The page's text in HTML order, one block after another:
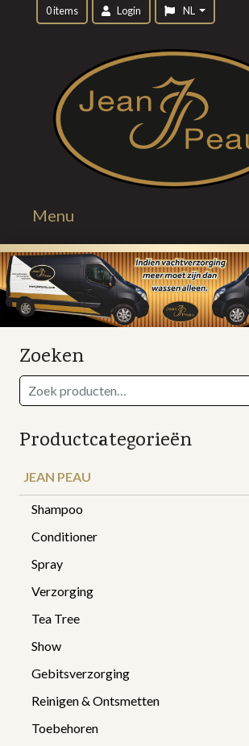
0 items Login NL
Menu
Zoeken
Zoeken
naar:
Productcategorieën
JEAN PEAU
Shampoo
Conditioner
Spray
Verzorging
Tea Tree
Show
Gebitsverzorging
Reinigen & Ontsmetten
Toebehoren